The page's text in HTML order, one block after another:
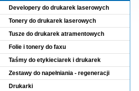
Developery do drukarek laserowych
Tonery do drukarek laserowych
Tusze do drukarek atramentowych
Folie i tonery do faxu
Taśmy do etykieciarek i drukarek
Zestawy do napełniania - regeneracji
Drukarki